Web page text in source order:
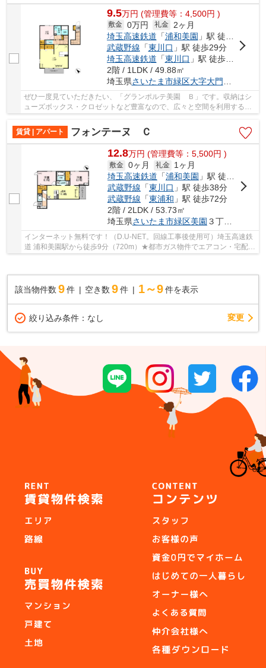
9.5万円 (管理費等：4,500円 )
敷金 0万円 礼金
2ヶ月
埼玉高速鉄道 「浦和美園 」駅 徒歩15分
武蔵野線 「東川口 」駅 徒歩29分
埼玉高速鉄道 「東川口 」駅 徒歩29分
2階 / 1LDK / 49.88㎡
埼玉県さいたま市緑区大字大門
ぜひ一度見ていただきたい、「グランポルテ美園 Ｂ」です。収納はシ
ューズボックス・クロゼットなど豊富なので、広々と空間を利用するこ
とも可能です。宅配ボックスはカードキーや暗...
賃貸 | アパート
フォンテーヌ Ｃ
12.8万円 (管理費等：5,500円 )
敷金 0ヶ月 礼金 1ヶ月
埼玉高速鉄道 「浦和美園 」駅 徒歩9分
武蔵野線 「東川口 」駅 徒歩38分
武蔵野線 「東浦和 」駅 徒歩72分
2階 / 2LDK / 53.73㎡
埼玉県さいたま市緑区美園 ３丁目１７-１７
インターネット無料です！（D.U-NET。回線工事後使用可）埼玉高速鉄
道 浦和美園駅から徒歩9分（720m）★都市ガス物件でエアコン・宅配ボ
該当物件数 9件 空き数 9 件 1～9 件を表示
絞り込み条件： なし 変更